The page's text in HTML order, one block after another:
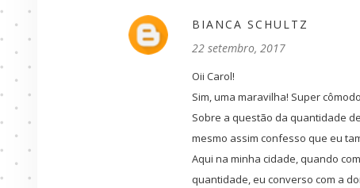
BIANCA SCHULTZ
22 setembro, 2017
Oii Carol!
Sim, uma maravilha! Super
Sobre a questão da quantidade
mesmo assim confesso que eu
Aqui na minha cidade, quando
quantidade, eu converso com a